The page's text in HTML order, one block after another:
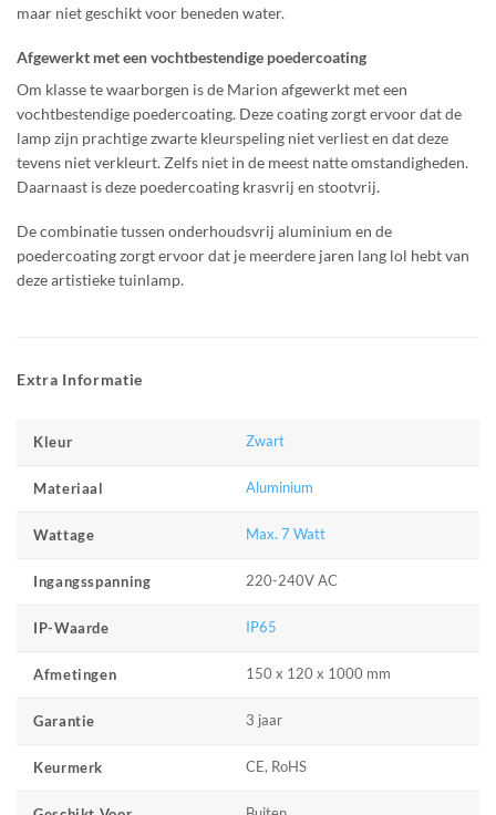
maar niet geschikt voor beneden water.
Afgewerkt met een vochtbestendige poedercoating
Om klasse te waarborgen is de Marion afgewerkt met een
vochtbestendige poedercoating. Deze coating zorgt ervoor dat de
lamp zijn prachtigezwarte kleurspeling niet verliest en dat deze
tevens niet verkleurt. Zelfs niet in de meest natte omstandigheden.
Daarnaast is deze poedercoating krasvrij en stootvrij.
De combinatie tussen onderhoudsvrij aluminium en de
poedercoating zorgt ervoor dat je meerdere jaren lang lol hebt van
deze artistieke tuinlamp.
Extra Informatie
Kleur Zwart
Materiaal Aluminium
Wattage Max. 7 Watt
Ingangsspanning 220-240V AC
IP-Waarde IP65
Afmetingen 150 x 120 x 1000 mm
Garantie 3 jaar
Keurmerk CE, RoHS